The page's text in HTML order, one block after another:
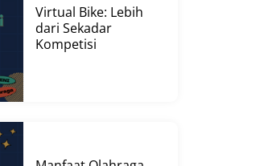
Virtual Bike: Lebih
dari Sekadar
Kompetisi